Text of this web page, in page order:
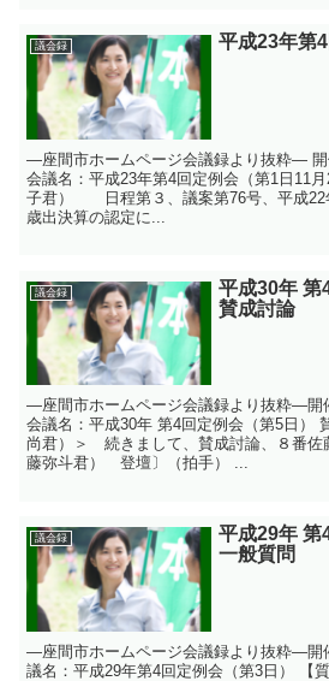
議会録 平成23年第
—座間市ホームページ会議録より抜粋— 開
会議名：平成23年第4回定例会（第1日11
子君） 日程第３、議案第76号、平成22
歳出決算の認定に...
議会録
平成30年 第
賛成討論
—座間市ホームページ会議録より抜粋—開
会議名：平成30年 第4回定例会（第5日）
尚君）＞ 続きまして、賛成討論、８番
藤弥斗君） 登壇〕（拍手） ...
議会録
平成29年 第
一般質問
—座間市ホームページ会議録より抜粋—開
議名：平成29年第4回定例会（第3日） 【